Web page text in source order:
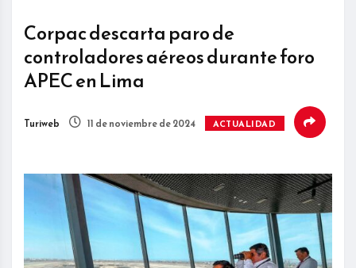
Corpac descarta paro de
controladores aéreos durante foro
APEC en Lima
Turiweb 11 de noviembre de 2024 ACTUALIDAD